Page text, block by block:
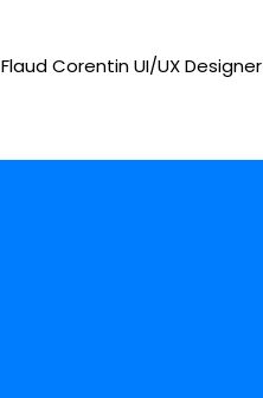
Flaud Corentin UI/UX Designer